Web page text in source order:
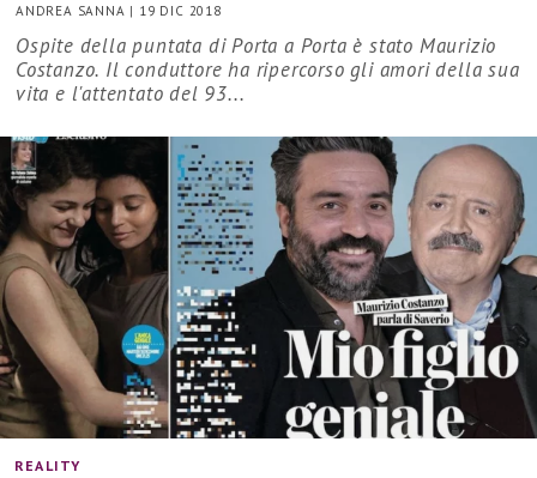
ANDREA SANNA | 19 DIC 2018
Ospite della puntata di Porta a Porta è stato Maurizio
Costanzo. Il conduttore ha ripercorso gli amori della sua
vita e l'attentato del 93...
REALITY